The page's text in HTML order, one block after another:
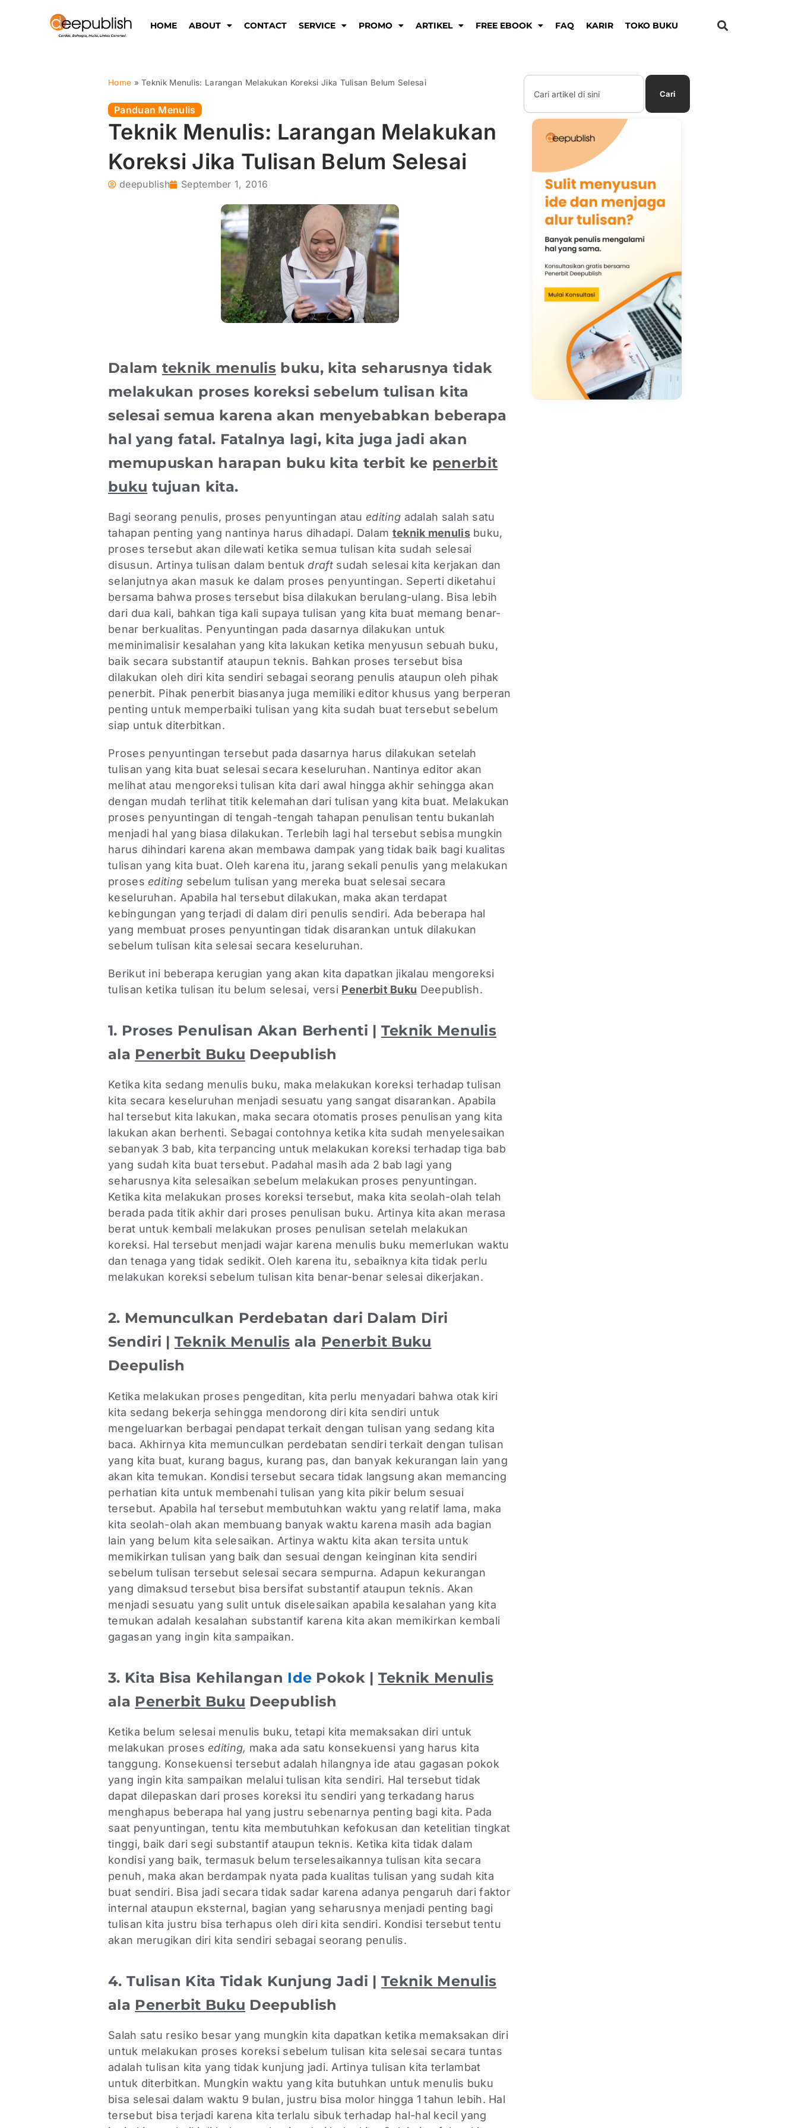
HOME ABOUT CONTACT SERVICE PROMO ARTIKEL FREE EBOOK FAQ KARIR TOKO BUKU
Home »Teknik Menulis: Larangan Melakukan Koreksi Jika Tulisan Belum Selesai
Panduan Menulis
Teknik Menulis: Larangan Melakukan
Koreksi Jika Tulisan Belum Selesai
deepublish September 1, 2016
Dalam teknik menulis buku, kita seharusnya tidak
melakukan proses koreksi sebelum tulisan kita
selesai semua karena akan menyebabkan beberapa
hal yang fatal. Fatalnya lagi, kita juga jadi akan
memupuskan harapan buku kita terbit ke penerbit
buku tujuan kita.
Bagi seorang penulis, proses penyuntingan atauediting adalah salah satu
tahapan penting yang nantinya harus dihadapi. Dalam teknik menulisbuku,
proses tersebut akan dilewati ketika semua tulisan kita sudah selesai
disusun. Artinya tulisan dalam bentuk draft sudah selesai kita kerjakan dan
selanjutnya akan masuk ke dalam proses penyuntingan. Seperti diketahui
bersama bahwa proses tersebut bisa dilakukan berulang-ulang. Bisa lebih
dari dua kali, bahkan tiga kali supaya tulisan yang kita buat memang benar-
benar berkualitas. Penyuntingan pada dasarnya dilakukan untuk
meminimalisir kesalahan yang kita lakukan ketika menyusun sebuah buku,
baik secara substantif ataupun teknis. Bahkan proses tersebut bisa
dilakukan oleh diri kita sendiri sebagai seorang penulis ataupun oleh pihak
penerbit. Pihak penerbit biasanya juga memiliki editor khusus yang berperan
penting untuk memperbaiki tulisan yang kita sudah buat tersebut sebelum
siap untuk diterbitkan.
Proses penyuntingan tersebut pada dasarnya harus dilakukan setelah
tulisan yang kita buat selesai secara keseluruhan. Nantinya editor akan
melihat atau mengoreksi tulisan kita dari awal hingga akhir sehingga akan
dengan mudah terlihat titik kelemahan dari tulisan yang kita buat. Melakukan
proses penyuntingan di tengah-tengah tahapan penulisan tentu bukanlah
menjadi hal yang biasa dilakukan. Terlebih lagi hal tersebut sebisa mungkin
harus dihindari karena akan membawa dampak yang tidak baik bagi kualitas
tulisan yang kita buat. Oleh karena itu, jarang sekali penulis yang melakukan
prosesediting sebelum tulisan yang mereka buat selesai secara
keseluruhan. Apabila hal tersebut dilakukan, maka akan terdapat
kebingungan yang terjadi di dalam diri penulis sendiri. Ada beberapa hal
yang membuat proses penyuntingan tidak disarankan untuk dilakukan
sebelum tulisan kita selesai secara keseluruhan.
Berikut ini beberapa kerugian yang akan kita dapatkan jikalau mengoreksi
tulisan ketika tulisan itu belum selesai, versi Penerbit Buku Deepublish.
1. Proses Penulisan Akan Berhenti | Teknik Menulis
ala Penerbit Buku Deepublish
Ketika kita sedang menulis buku, maka melakukan koreksi terhadap tulisan
kita secara keseluruhan menjadi sesuatu yang sangat disarankan. Apabila
hal tersebut kita lakukan, maka secara otomatis proses penulisan yang kita
lakukan akan berhenti. Sebagai contohnya ketika kita sudah menyelesaikan
sebanyak 3 bab, kita terpancing untuk melakukan koreksi terhadap tiga bab
yang sudah kita buat tersebut. Padahal masih ada 2 bab lagi yang
seharusnya kita selesaikan sebelum melakukan proses penyuntingan.
Ketika kita melakukan proses koreksi tersebut, maka kita seolah-olah telah
berada pada titik akhir dari proses penulisan buku. Artinya kita akan merasa
berat untuk kembali melakukan proses penulisan setelah melakukan
koreksi. Hal tersebut menjadi wajar karena menulis buku memerlukan waktu
dan tenaga yang tidak sedikit. Oleh karena itu, sebaiknya kita tidak perlu
melakukan koreksi sebelum tulisan kita benar-benar selesai dikerjakan.
2. Memunculkan Perdebatan dari Dalam Diri
Sendiri |Teknik Menulis ala Penerbit Buku
Deepulish
Ketika melakukan proses pengeditan, kita perlu menyadari bahwa otak kiri
kita sedang bekerja sehingga mendorong diri kita sendiri untuk
mengeluarkan berbagai pendapat terkait dengan tulisan yang sedang kita
baca. Akhirnya kita memunculkan perdebatan sendiri terkait dengan tulisan
yang kita buat, kurang bagus, kurang pas, dan banyak kekurangan lain yang
akan kita temukan. Kondisi tersebut secara tidak langsung akan memancing
perhatian kita untuk membenahi tulisan yang kita pikir belum sesuai
tersebut. Apabila hal tersebut membutuhkan waktu yang relatif lama, maka
kita seolah-olah akan membuang banyak waktu karena masih ada bagian
lain yang belum kita selesaikan. Artinya waktu kita akan tersita untuk
memikirkan tulisan yang baik dan sesuai dengan keinginan kita sendiri
sebelum tulisan tersebut selesai secara sempurna. Adapun kekurangan
yang dimaksud tersebut bisa bersifat substantif ataupun teknis. Akan
menjadi sesuatu yang sulit untuk diselesaikan apabila kesalahan yang kita
temukan adalah kesalahan substantif karena kita akan memikirkan kembali
gagasan yang ingin kita sampaikan.
3. Kita Bisa Kehilangan Ide Pokok | Teknik Menulis
ala Penerbit Buku Deepublish
Ketika belum selesai menulis buku, tetapi kita memaksakan diri untuk
melakukan prosesediting, maka ada satu konsekuensi yang harus kita
tanggung. Konsekuensi tersebut adalah hilangnya ide atau gagasan pokok
yang ingin kita sampaikan melalui tulisan kita sendiri. Hal tersebut tidak
dapat dilepaskan dari proses koreksi itu sendiri yang terkadang harus
menghapus beberapa hal yang justru sebenarnya penting bagi kita. Pada
saat penyuntingan, tentu kita membutuhkan kefokusan dan ketelitian tingkat
tinggi, baik dari segi substantif ataupun teknis. Ketika kita tidak dalam
kondisi yang baik, termasuk belum terselesaikannya tulisan kita secara
penuh, maka akan berdampak nyata pada kualitas tulisan yang sudah kita
buat sendiri. Bisa jadi secara tidak sadar karena adanya pengaruh dari faktor
internal ataupun eksternal, bagian yang seharusnya menjadi penting bagi
tulisan kita justru bisa terhapus oleh diri kita sendiri. Kondisi tersebut tentu
akan merugikan diri kita sendiri sebagai seorang penulis.
4. Tulisan Kita Tidak Kunjung Jadi |Teknik Menulis
ala Penerbit Buku Deepublish
Salah satu resiko besar yang mungkin kita dapatkan ketika memaksakan diri
untuk melakukan proses koreksi sebelum tulisan kita selesai secara tuntas
adalah tulisan kita yang tidak kunjung jadi. Artinya tulisan kita terlambat
untuk diterbitkan. Mungkin waktu yang kita butuhkan untuk menulis buku
bisa selesai dalam waktu 9 bulan, justru bisa molor hingga 1 tahun lebih. Hal
tersebut bisa terjadi karena kita terlalu sibuk terhadap hal-hal kecil yang
Search
Cari